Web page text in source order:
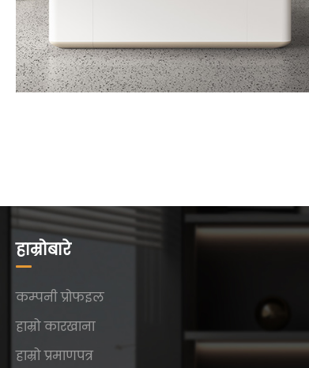
हाम्रोबारे
कम्पनी प्रोफइल
हाम्रो कारखाना
हाम्रो प्रमाणपत्र